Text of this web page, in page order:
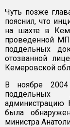
Чуть позже
пояснил, что
на шахте в
проведенной
поддельных
отозванной
Кемеровской
В ноябре
поддельных
администрацию
была
министра